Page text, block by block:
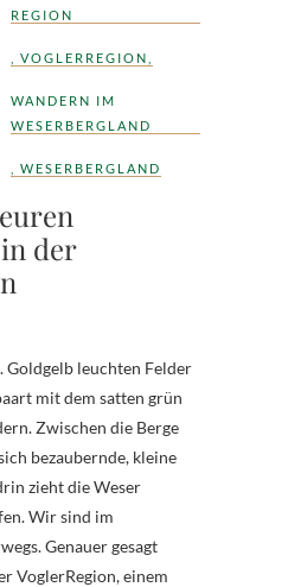
REGION
VOGLERREGION
WANDERN IM
WESERBERGLAND
WESERBERGLAND
der
mit dem satten grün
Zwischen die Berge
bezaubernde, kleine
zieht die Weser
Wir sind im
Genauer gesagt
VoglerRegion, einem